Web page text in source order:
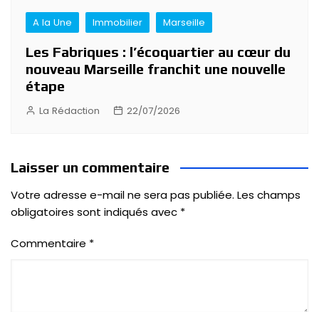
A la Une Immobilier Marseille
Les Fabriques : l’écoquartier au cœur du
nouveau Marseille franchit une nouvelle
étape
La Rédaction 22/07/2026
Laisser un commentaire
Votre adresse e-mail ne sera pas publiée. Les champs
obligatoires sont indiqués avec *
Commentaire *